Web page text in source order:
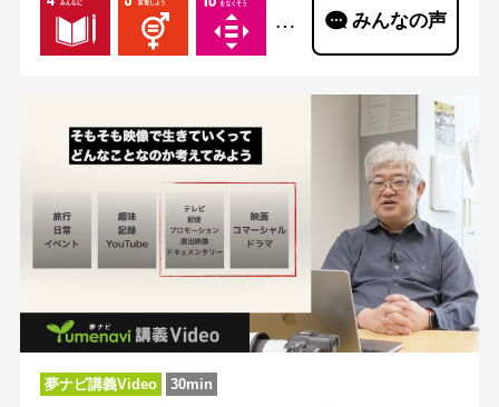
… みんなの声
夢ナビ講義Video 30min